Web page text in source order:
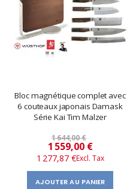
Bloc magnétique complet avec
6 couteaux japonais Damask
Série Kai Tim Malzer
1 644,00 €
Prix
​​
spécial
1 559,00 €
1 277,87 €
AJOUTER AU PANIER